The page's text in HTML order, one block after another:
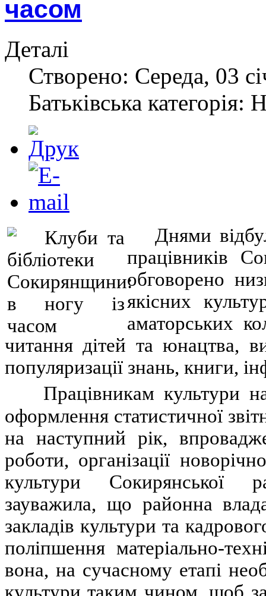
часом
Деталі
Створено: Середа, 03
Батьківська категорія:
Днями
працівників
обговорено
якісних
аматорських
читання дітей та юнацтва,
популяризації знань, книги,
Працівникам культури
оформлення статистичної
на наступний рік,
роботи, організації
культури Сокирянської
зауважила, що районна
закладів культури та
поліпшення матеріально-
вона, на сучасному етапі